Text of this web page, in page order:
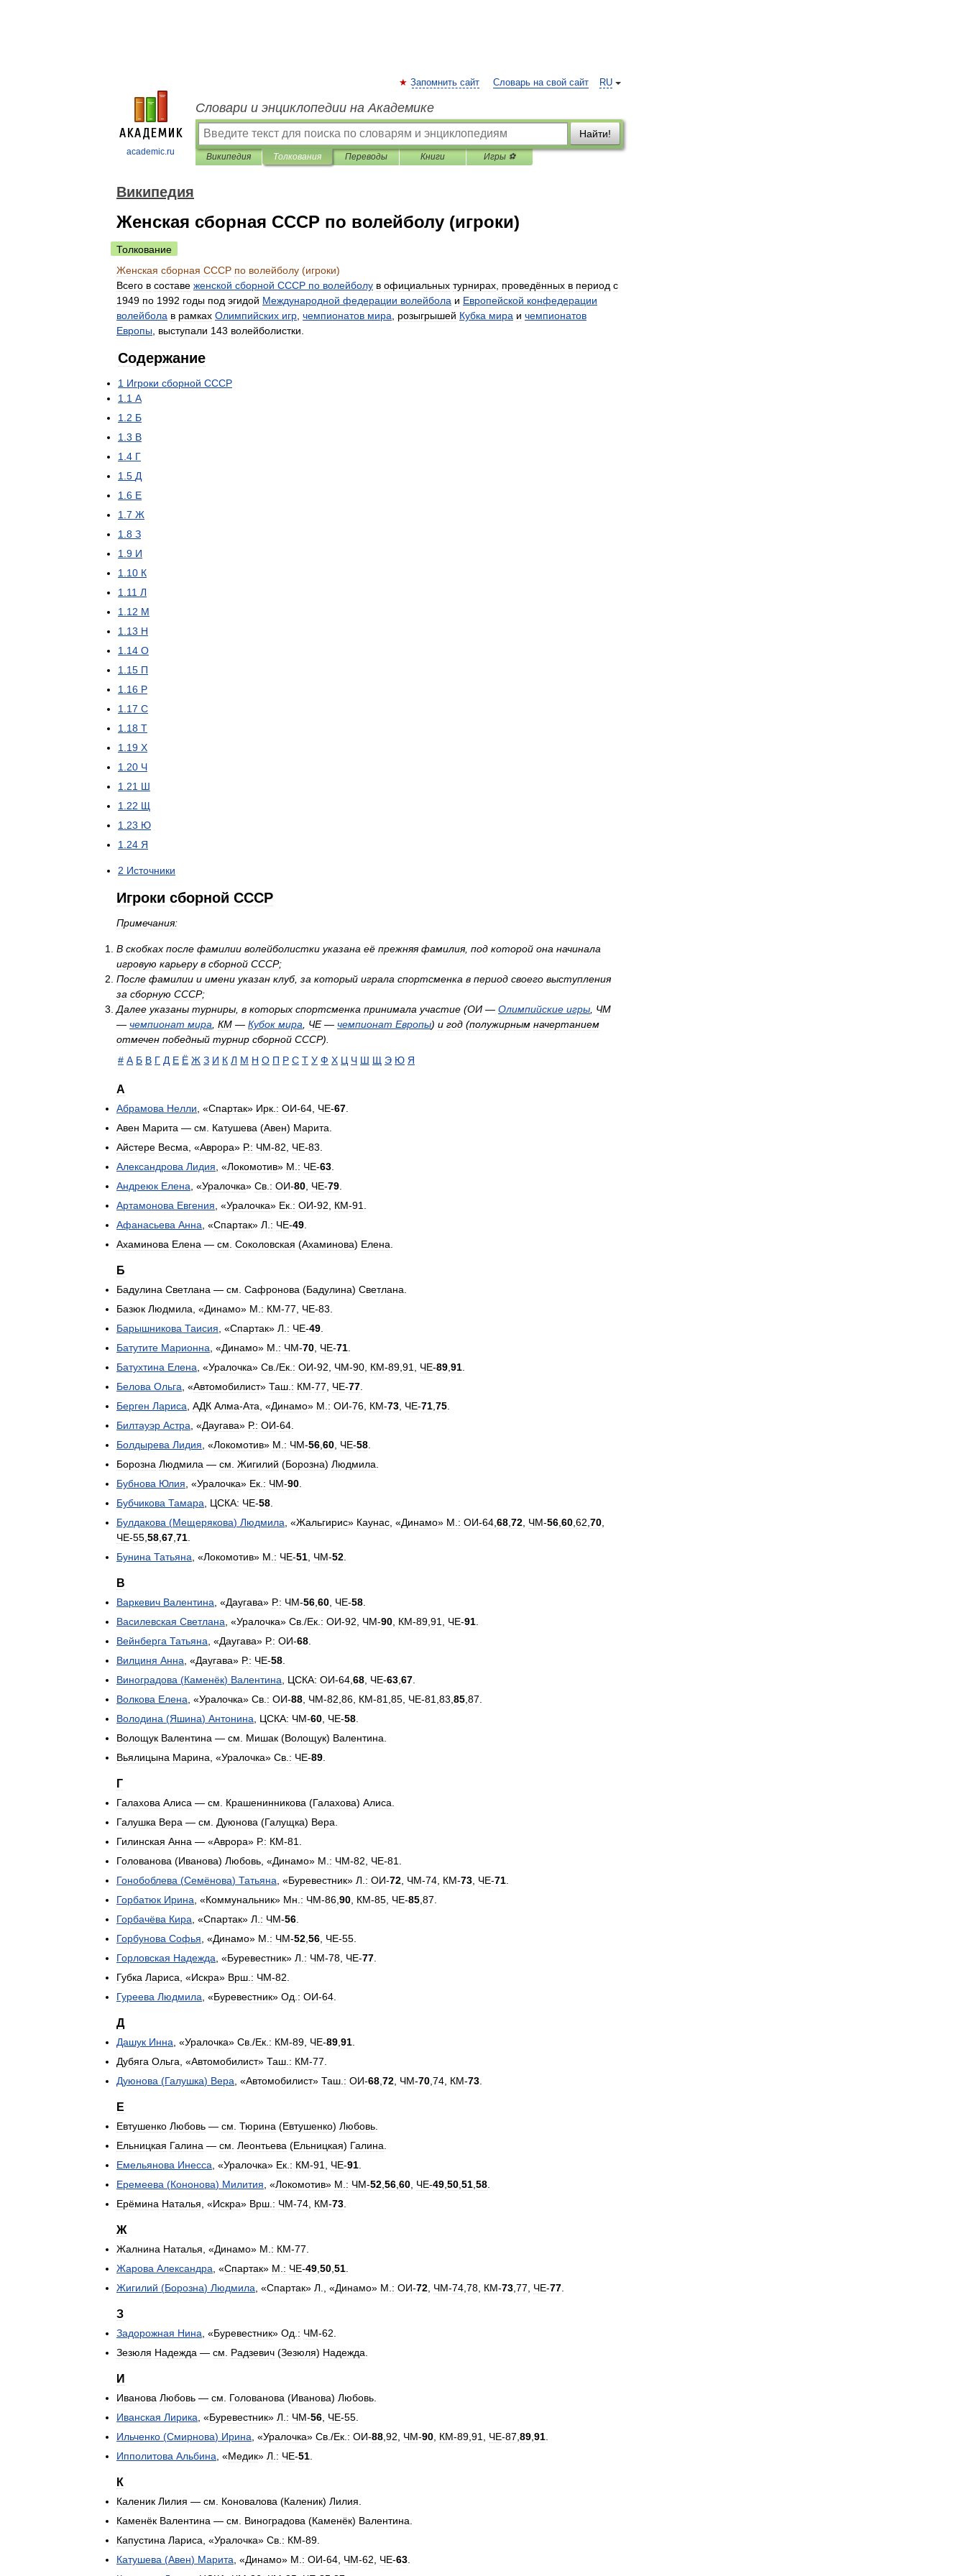
academic.ru
RU
Запомнить сайт Словарь на свой сайт
Словари и энциклопедии на Академике
Найти!
Википедия Толкования Переводы Книги Игры ⚽
Википедия
Женская сборная СССР по волейболу (игроки)
Толкование
Женская сборная СССР по волейболу (игроки)
Всего в составе женской сборной СССР по волейболу в официальных турнирах проведённых в период с
1949 по 1992 годы под эгидой Международной федерации волейбола и Европейской конфедерации
волейбола в рамках Олимпийских игр чемпионатов мира розыгрышей Кубка мира и чемпионатов
Европы
выступали 143 волейболистки
Содержание
1 Игроки сборной СССР
1 1 А
1 2 Б
1 3 В
1 4 Г
1 5 Д
1 6 Е
1 7 Ж
1 8 З
1 9 И
1 10 К
1 11 Л
1 12 М
1 13 Н
1 14 О
1 15 П
1 16 Р
1 17 С
1 18 Т
1 19 Х
1 20 Ч
1 21 Ш
1 22 Щ
1 23 Ю
1 24 Я
2 Источники
Игроки сборной СССР
Примечания:
В скобках после фамилии волейболистки указана её прежняя фамилия, под которой она начинала
игровую карьеру в сборной СССР;
После фамилии и имени указан клуб, за который играла спортсменка в период своего выступления
за сборную СССР;
Далее указаны турниры в которых спортсменка принимала участие (ОИ — Олимпийские игры ЧМ
— чемпионат мира КМ — Кубок мира ЧЕ— чемпионат Европы) и год (полужирным начертанием
отмечен победный турнир сборной СССР).
# А Б В Г Д Е Ё Ж З И К Л М Н О П Р С Т У Ф Х Ц Ч Ш Щ Э Ю Я
А
Абрамова Нелли , «Спартак» Ирк : ОИ-64 ЧЕ-67
Авен Марита — см Катушева (Авен) Марита
Айстере Весма , «Аврора» Р.: ЧМ-82 ЧЕ-83
Александрова Лидия , «Локомотив» М : ЧЕ-63
Андреюк Елена , «Уралочка» Св : ОИ-80 ЧЕ-79
Артамонова Евгения , «Уралочка» Ек : ОИ-92 КМ-91
Афанасьева Анна , «Спартак» Л : ЧЕ-49
Ахаминова Елена — см Соколовская (Ахаминова) Елена
Б
Бадулина Светлана — см Сафронова (Бадулина) Светлана
Базюк Людмила , «Динамо» М : КМ-77 ЧЕ-83
Барышникова Таисия , «Спартак» Л : ЧЕ-49
Батутите Марионна , «Динамо» М : ЧМ-70 ЧЕ-71
Батухтина Елена , «Уралочка» Св ./Ек : ОИ-92 ЧМ-90 КМ-89 91 ЧЕ-89 91
Белова Ольга , «Автомобилист» Таш : КМ-77 ЧЕ-77
Берген Лариса АДК Алма-Ата , «Динамо» М : ОИ-76 КМ-73 ЧЕ-71 75
Билтауэр Астра , «Даугава» Р.: ОИ-64
Болдырева Лидия , «Локомотив» М : ЧМ-56 60 ЧЕ-58
Борозна Людмила — см Жигилий (Борозна) Людмила
Бубнова Юлия , «Уралочка» Ек : ЧМ-90
Бубчикова Тамара ЦСКА: ЧЕ-58
Булдакова (Мещерякова) Людмила , «Жальгирис» Каунас , «Динамо» М : ОИ-64 68 72 ЧМ-56 60 62 70
ЧЕ-55 58 67 71
Бунина Татьяна , «Локомотив» М : ЧЕ-51 ЧМ-52
В
Варкевич Валентина , «Даугава» Р.: ЧМ-56 60 ЧЕ-58
Василевская Светлана , «Уралочка» Св ./Ек : ОИ-92 ЧМ-90 КМ-89 91 ЧЕ-91
Вейнберга Татьяна , «Даугава» Р.: ОИ-68
Вилциня Анна , «Даугава» Р.: ЧЕ-58
Виноградова (Каменёк) Валентина ЦСКА: ОИ-64 68 ЧЕ-63 67
Волкова Елена , «Уралочка» Св : ОИ-88 ЧМ-82 86 КМ-81 85 ЧЕ-81 83 85 87
Володина (Яшина) Антонина ЦСКА: ЧМ-60 ЧЕ-58
Волощук Валентина — см Мишак (Волощук) Валентина
Вьялицына Марина , «Уралочка» Св : ЧЕ-89
Г
Галахова Алиса — см Крашенинникова (Галахова) Алиса
Галушка Вера — см Дуюнова (Галущка) Вера
Гилинская Анна — «Аврора» Р.: КМ-81
Голованова (Иванова) Любовь , «Динамо» М : ЧМ-82 ЧЕ-81
Гонобоблева (Семёнова) Татьяна , «Буревестник» Л : ОИ-72 ЧМ-74 КМ-73 ЧЕ-71
Горбатюк Ирина , «Коммунальник» Мн : ЧМ-86 90 КМ-85 ЧЕ-85 87
Горбачёва Кира , «Спартак» Л : ЧМ-56
Горбунова Софья , «Динамо» М : ЧМ-52 56 ЧЕ-55
Горловская Надежда , «Буревестник» Л : ЧМ-78 ЧЕ-77
Губка Лариса , «Искра» Врш : ЧМ-82
Гуреева Людмила , «Буревестник» Од : ОИ-64
Д
Дашук Инна , «Уралочка» Св ./Ек : КМ-89 ЧЕ-89 91
Дубяга Ольга , «Автомобилист» Таш : КМ-77
Дуюнова (Галушка) Вера , «Автомобилист» Таш : ОИ-68 72 ЧМ-70 74 КМ-73
Е
Евтушенко Любовь — см Тюрина (Евтушенко) Любовь
Ельницкая Галина — см Леонтьева (Ельницкая) Галина
Емельянова Инесса , «Уралочка» Ек : КМ-91 ЧЕ-91
Еремеева (Кононова) Милития , «Локомотив» М : ЧМ-52 56 60 ЧЕ-49 50 51 58
Ерёмина Наталья , «Искра» Врш : ЧМ-74 КМ-73
Ж
Жалнина Наталья , «Динамо» М : КМ-77
Жарова Александра , «Спартак» М : ЧЕ-49 50 51
Жигилий (Борозна) Людмила , «Спартак» Л ., «Динамо» М : ОИ-72 ЧМ-74 78 КМ-73 77 ЧЕ-77
З
Задорожная Нина , «Буревестник» Од : ЧМ-62
Зезюля Надежда — см Радзевич (Зезюля) Надежда
И
Иванова Любовь — см Голованова (Иванова) Любовь
Иванская Лирика , «Буревестник» Л : ЧМ-56 ЧЕ-55
Ильченко (Смирнова) Ирина , «Уралочка» Св ./Ек : ОИ-88 92 ЧМ-90 КМ-89 91 ЧЕ-87 89 91
Ипполитова Альбина , «Медик» Л : ЧЕ-51
К
Каленик Лилия — см Коновалова (Каленик) Лилия
Каменёк Валентина — см Виноградова (Каменёк) Валентина
Капустина Лариса , «Уралочка» Св : КМ-89
Катушева (Авен) Марита , «Динамо» М : ОИ-64 ЧМ-62 ЧЕ-63